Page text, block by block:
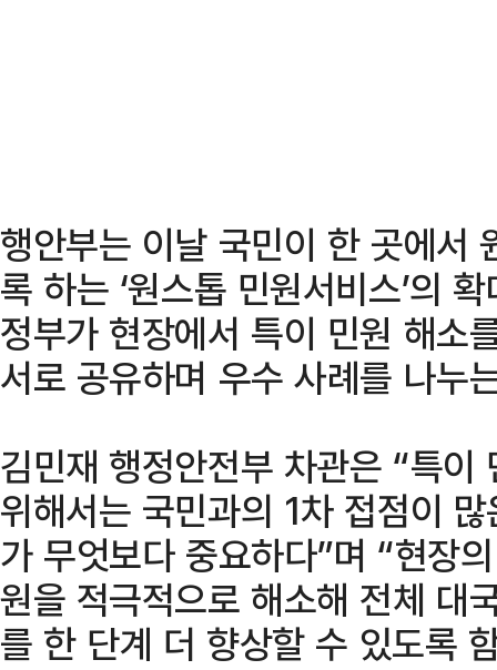
행안부는 이날 국민이 한 곳에서
록 하는 ‘원스톱 민원서비스’의
정부가 현장에서 특이 민원 해소
서로 공유하며 우수 사례를 나누
김민재 행정안전부 차관은 “특이
위해서는 국민과의 1차 접점이
가 무엇보다 중요하다”며 “현장
원을 적극적으로 해소해 전체 대
를 한 단계 더 향상할 수 있도록